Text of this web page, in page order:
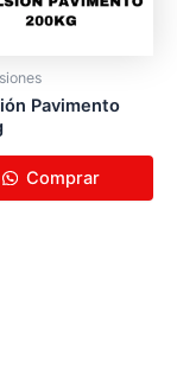
Pavimento
Comprar